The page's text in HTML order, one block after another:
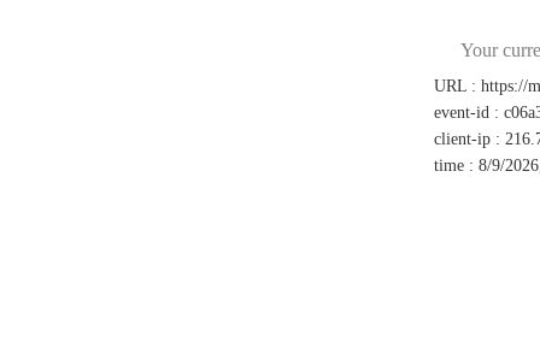
Your
URL : https://
event-id :
client-ip :
time : 8/9/